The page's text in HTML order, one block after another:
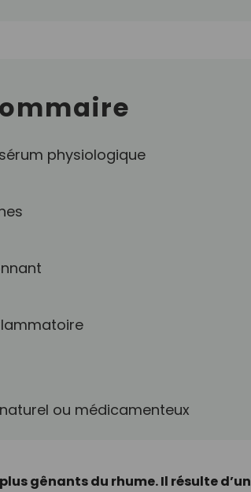
physiologique
ou médicamenteux
gênants du rhume. Il résulte